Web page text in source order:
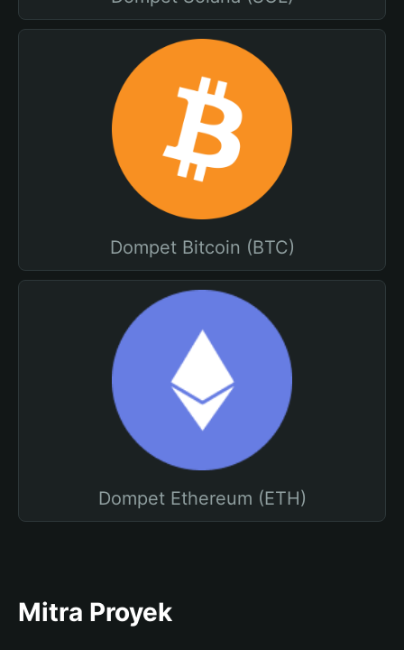
Dompet Bitcoin (BTC)
Dompet Ethereum (ETH)
Mitra Proyek